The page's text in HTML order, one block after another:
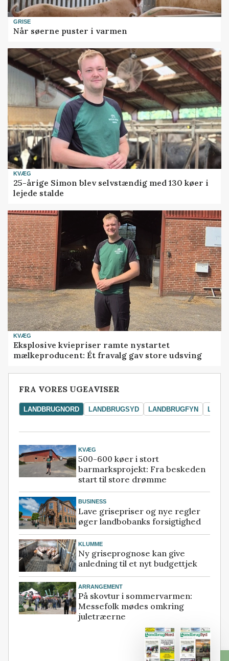
GRISE
Når søerne puster i varmen
KVÆG
25-årige Simon blev selvstændig med 130 køer i
lejede stalde
KVÆG
Eksplosive kviepriser ramte nystartet
mælkeproducent: Ét fravalg gav store udsving
FRA VORES UGEAVISER
LANDBRUGNORD LANDBRUGSYD LANDBRUGFYN
KVÆG
500-600 køer i stort
barmarksprojekt: Fra beskeden
start til store drømme
BUSINESS
Lave grisepriser og nye regler
øger landbobanks forsigtighed
KLUMME
Ny griseprognose kan give
anledning til et nyt budgettjek
ARRANGEMENT
På skovtur i sommervarmen:
Messefolk mødes omkring
juletræerne